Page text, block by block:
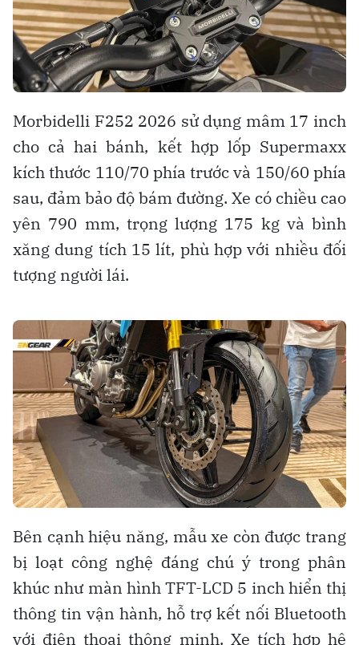
Morbidelli F252 2026 sử dụng mâm 17 inch
cho cả hai bánh, kết hợp lốp Supermaxx
kích thước 110/70 phía trước và 150/60 phía
sau, đảm bảo độ bám đường. Xe có chiều cao
yên 790 mm, trọng lượng 175 kg và bình
xăng dung tích 15 lít, phù hợp với nhiều đối
tượng người lái.
Bên cạnh hiệu năng, mẫu xe còn được trang
bị loạt công nghệ đáng chú ý trong phân
khúc như màn hình TFT-LCD 5 inch hiển thị
thông tin vận hành, hỗ trợ kết nối Bluetooth
với điện thoại thông minh. Xe tích hợp hệ